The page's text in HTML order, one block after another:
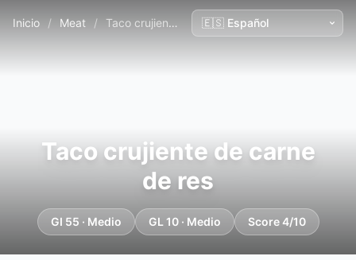
Inicio / Meat / Taco crujiente de carne de res
Taco crujiente de carne
de res
GI 55 · Medio GL 10 · Medio Score 4/10